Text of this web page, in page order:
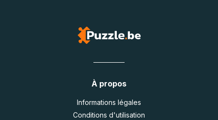
À propos
Informations légales
Conditions d'utilisation